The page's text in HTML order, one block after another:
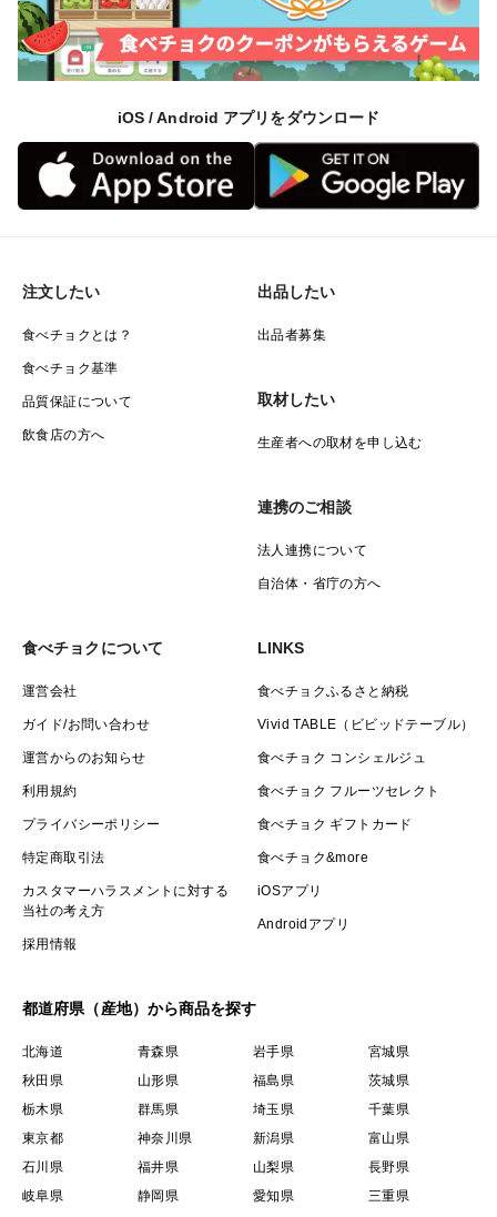
iOS / Android アプリをダウンロード
注文したい
食べチョクとは？
食べチョク基準
品質保証について
飲食店の方へ
出品したい
出品者募集
取材したい
生産者への取材を申し込む
連携のご相談
法人連携について
自治体・省庁の方へ
食べチョクについて
運営会社
ガイド/お問い合わせ
運営からのお知らせ
利用規約
プライバシーポリシー
特定商取引法
カスタマーハラスメントに対する
当社の考え方
採用情報
LINKS
食べチョクふるさと納税
Vivid TABLE（ビビッドテーブル）
食べチョク コンシェルジュ
食べチョク フルーツセレクト
食べチョク ギフトカード
食べチョク&more
iOSアプリ
Androidアプリ
都道府県（産地）から商品を探す
北海道 青森県 岩手県
宮城県
秋田県
山形県 福島県
茨城県
栃木県
群馬県 埼玉県
千葉県
東京都
神奈川県 新潟県
富山県
石川県
福井県 山梨県
長野県
岐阜県
静岡県 愛知県 三重県